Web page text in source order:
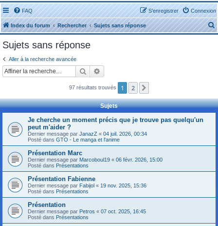
FAQ Connexion
S’enregistrer
Index du forum Rechercher Sujets sans réponse
e
h
Sujets sans réponse
Aller à la recherche avancée
Rechercher
97 résultats trouvés 1 2
Sujets
Je cherche un moment précis que je trouve pas quelqu'un
peut m'aider ?
Dernier message par JanazZ « 04 juil. 2026, 00:34
Posté dans GTO - Le manga et l'anime
Présentation Marc
Dernier message par Marcoboul19 « 06 févr. 2026, 15:00
Posté dans Présentations
Présentation Fabienne
Dernier message par Fabijol « 19 nov. 2025, 15:36
Posté dans Présentations
Présentation
Dernier message par Petros « 07 oct. 2025, 16:45
Posté dans Présentations